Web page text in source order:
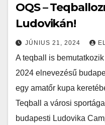
OQS –
Ludovikán!
JÚNIUS 21, 2024
A teqball is
2024 elnevezésű
egy amatőr kupa
Teqball a városi
budapesti Ludovika